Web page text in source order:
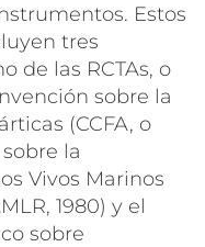
Estos
tres
de las RCTAs, o
sobre la
(CCFA, o
la
Vivos Marinos
1980) y el
sobre